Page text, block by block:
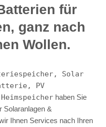
für
ganz nach
Wollen.
Solar
PV
haben Sie
Solaranlagen &
Ihnen Services nach Ihren